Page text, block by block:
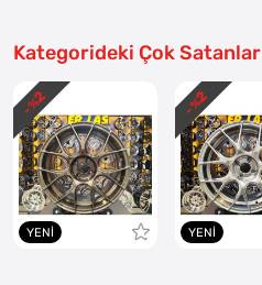
Kategorideki Çok Satanlar
YENI
- %
2
YENI
- %
2